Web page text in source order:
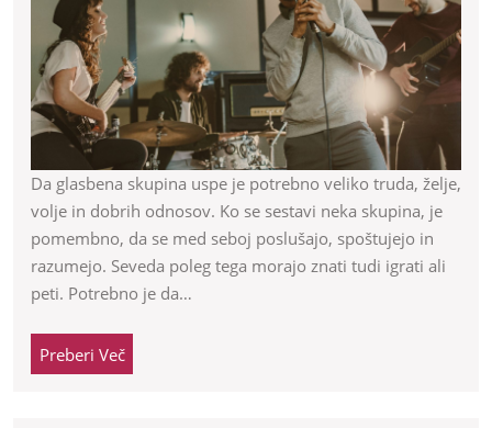
neka
glasbena
skupina
uspe
Da glasbena skupina uspe je potrebno veliko truda, želje,
volje in dobrih odnosov. Ko se sestavi neka skupina, je
pomembno, da se med seboj poslušajo, spoštujejo in
razumejo. Seveda poleg tega morajo znati tudi igrati ali
peti. Potrebno je da…
Preberi VečPreberi
Več